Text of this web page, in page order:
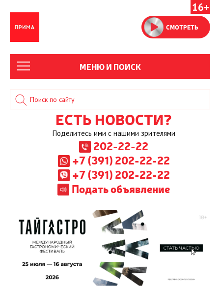
16+
СМОТРЕТЬ
МЕНЮ И ПОИСК
ЕСТЬ НОВОСТИ?
Поделитесь ими с нашими зрителями
202-22-22
+7 (391) 202-22-22
+7 (391) 202-22-22
Подать объявление